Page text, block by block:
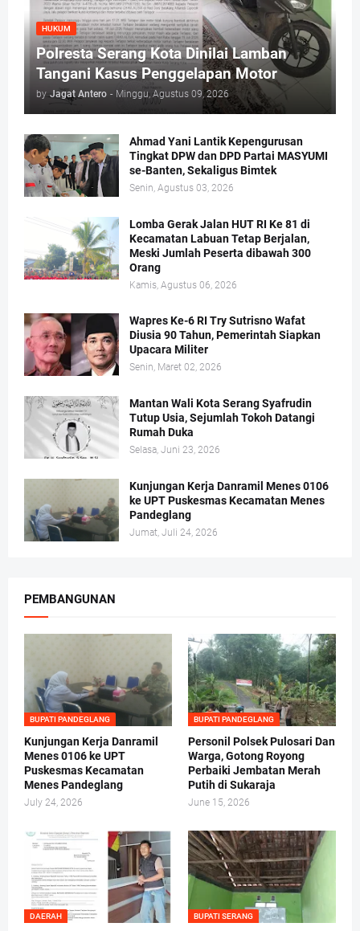
HUKUM
Polresta Serang Kota Dinilai Lamban
Tangani Kasus Penggelapan Motor
by Jagat Antero - Minggu, Agustus 09, 2026
Ahmad Yani Lantik Kepengurusan
Tingkat DPW dan DPD Partai MASYUMI
se-Banten, Sekaligus Bimtek
Senin, Agustus 03, 2026
Lomba Gerak Jalan HUT RI Ke 81 di
Kecamatan Labuan Tetap Berjalan,
Meski Jumlah Peserta dibawah 300
Orang
Kamis, Agustus 06, 2026
Wapres Ke-6 RI Try Sutrisno Wafat
Diusia 90 Tahun, Pemerintah Siapkan
Upacara Militer
Senin, Maret 02, 2026
Mantan Wali Kota Serang Syafrudin
Tutup Usia, Sejumlah Tokoh Datangi
Rumah Duka
Selasa, Juni 23, 2026
Kunjungan Kerja Danramil Menes 0106
ke UPT Puskesmas Kecamatan Menes
Pandeglang
Jumat, Juli 24, 2026
PEMBANGUNAN
BUPATI PANDEGLANG
Kunjungan Kerja Danramil
Menes 0106 ke UPT
Puskesmas Kecamatan
Menes Pandeglang
July 24, 2026
BUPATI PANDEGLANG
Personil Polsek Pulosari Dan
Warga, Gotong Royong
Perbaiki Jembatan Merah
Putih di Sukaraja
June 15, 2026
DAERAH BUPATI SERANG